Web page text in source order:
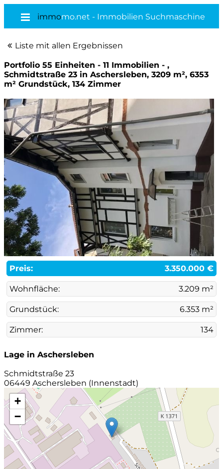
immomo.net - Immobilien Suchmaschine
Liste mit allen Ergebnissen
Portfolio 55 Einheiten - 11 Immobilien - ,
Schmidtstraße 23 in Aschersleben, 3209 m², 6353
m² Grundstück, 134 Zimmer
Preis: 3.350.000 €
Wohnfläche: 3.209 m²
Grundstück: 6.353 m²
Zimmer: 134
Lage in Aschersleben
Schmidtstraße 23
06449 Aschersleben (Innenstadt)
+
−